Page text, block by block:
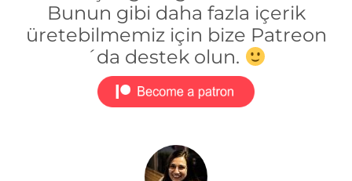
Bunun gibi daha fazla içerik
üretebilmemiz için bize Patreon
´da destek olun.